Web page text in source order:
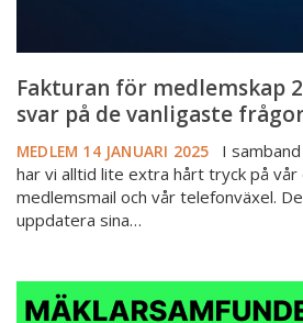
Fakturan för medlemskap
svar på de vanligaste
MEDLEM 14 JANUARI 2025
I
har vi alltid lite extra hårt tryck på vår
medlemsmail och vår telefonväxel.
uppdatera sina…
Mäklarsamfundet
Live